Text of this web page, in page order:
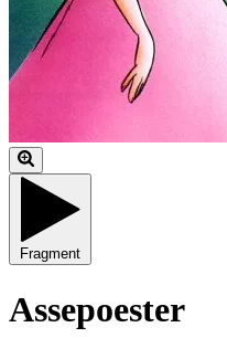
Fragment
Assepoester